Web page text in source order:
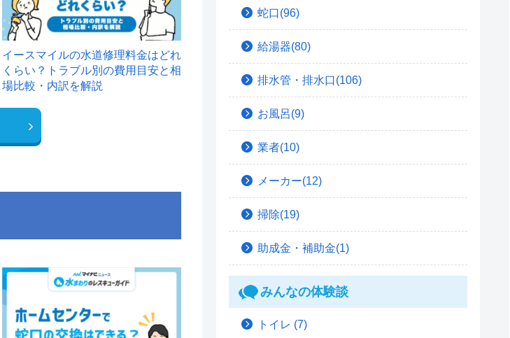
イースマイルの水道修理料金はどれ
くらい？トラブル別の費用目安と相
場比較・内訳を解説
蛇口(96)
給湯器(80)
排水管・排水口(106)
お風呂(9)
業者(10)
メーカー(12)
掃除(19)
助成金・補助金(1)
みんなの体験談
トイレ (7)